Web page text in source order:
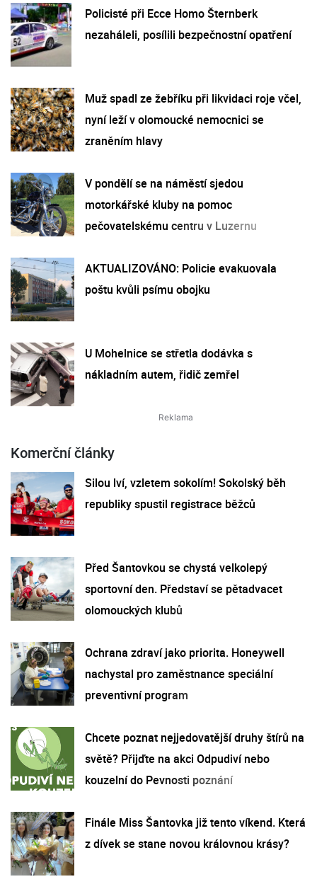
Policisté při Ecce Homo Šternberk
nezaháleli, posílili bezpečnostní opatření
Muž spadl ze žebříku při likvidaci roje včel,
nyní leží v olomoucké nemocnici se
zraněním hlavy
V pondělí se na náměstí sjedou
motorkářské kluby na pomoc
pečovatelskému centru v Luzernu
AKTUALIZOVÁNO: Policie evakuovala
poštu kvůli psímu obojku
U Mohelnice se střetla dodávka s
nákladním autem, řidič zemřel
Komerční články
Silou lví, vzletem sokolím! Sokolský běh
republiky spustil registrace běžců
Před Šantovkou se chystá velkolepý
sportovní den. Představí se pětadvacet
olomouckých klubů
Ochrana zdraví jako priorita. Honeywell
nachystal pro zaměstnance speciální
preventivní program
Chcete poznat nejjedovatější druhy štírů na
světě? Přijďte na akci Odpudiví nebo
kouzelní do Pevnosti poznání
Finále Miss Šantovka již tento víkend. Která
z dívek se stane novou královnou krásy?